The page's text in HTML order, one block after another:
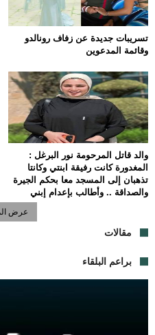
تسريبات جديدة عن زفاف رونالدو
وقائمة المدعوين
والد قاتل المرحومة نور البرغل :
المغدورة كانت رفيقة ابنتي وكانتا
تذهبان إلى المسجد معا بحكم الجيرة
والصداقة .. وأطالب بإعدام إبني
عرض
مقالات
براعم البلقاء